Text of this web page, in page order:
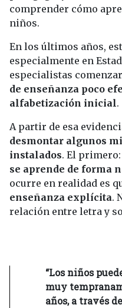
comprender cómo
niños.
En los últimos años,
especialmente en
especialistas
de enseñanza poco
alfabetización inicial.
A partir de esa
desmontar algunos
instalados. El primero:
se aprende de forma
ocurre en realidad es
enseñanza explícita.
relación entre letra y
“Los niños
muy
años, a través